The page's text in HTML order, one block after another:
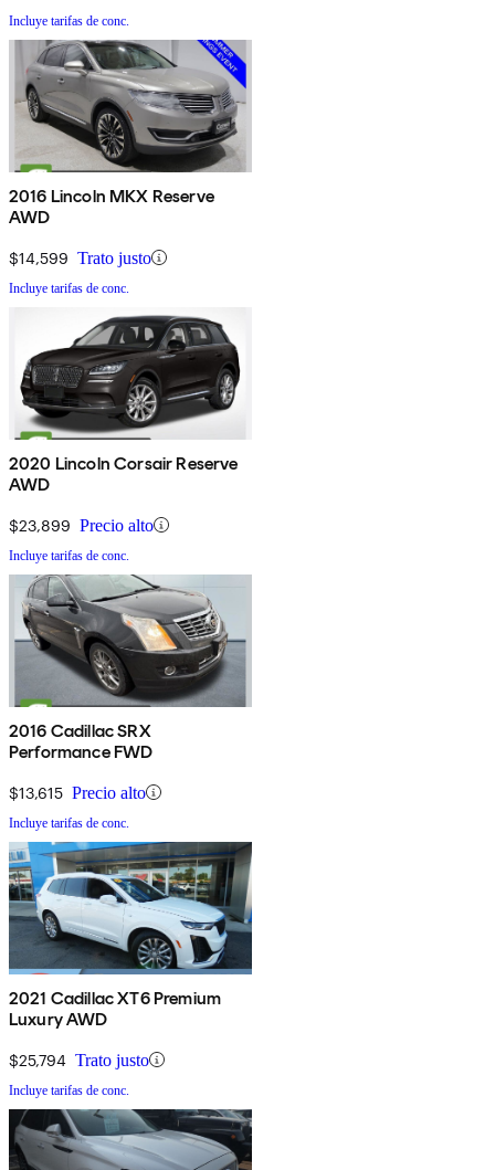
Incluye tarifas de conc.
2016 Lincoln MKX Reserve
AWD
$14,599 Trato justo
Incluye tarifas de conc.
2020 Lincoln Corsair Reserve
AWD
$23,899 Precio alto
Incluye tarifas de conc.
2016 Cadillac SRX
Performance FWD
$13,615 Precio alto
Incluye tarifas de conc.
2021 Cadillac XT6 Premium
Luxury AWD
$25,794 Trato justo
Incluye tarifas de conc.